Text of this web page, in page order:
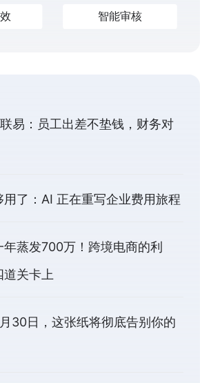
智能审核
易：员工出差不垫钱，财务对
用了：AI 正在重写企业费用旅程
蒸发700万！跨境电商的利
道关卡上
30日，这张纸将彻底告别你的